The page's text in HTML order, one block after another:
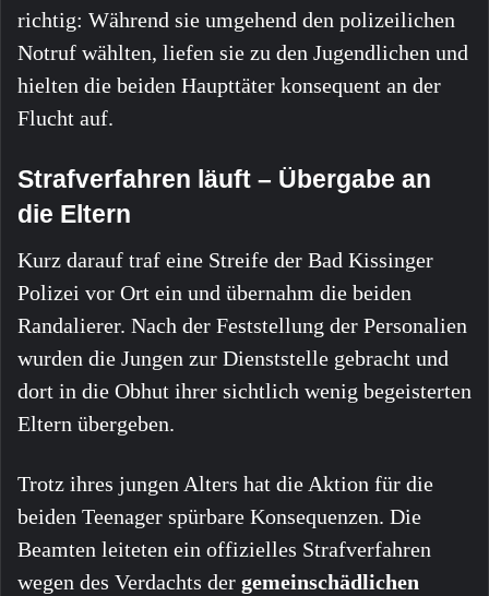
richtig: Während sie umgehend den polizeilichen
Notruf wählten, liefen sie zu den Jugendlichen und
hielten die beiden Haupttäter konsequent an der
Flucht auf.
Strafverfahren läuft – Übergabe an
die Eltern
Kurz darauf traf eine Streife der Bad Kissinger
Polizei vor Ort ein und übernahm die beiden
Randalierer. Nach der Feststellung der Personalien
wurden die Jungen zur Dienststelle gebracht und
dort in die Obhut ihrer sichtlich wenig begeisterten
Eltern übergeben.
Trotz ihres jungen Alters hat die Aktion für die
beiden Teenager spürbare Konsequenzen. Die
Beamten leiteten ein offizielles Strafverfahren
wegen des Verdachts der gemeinschädlichen